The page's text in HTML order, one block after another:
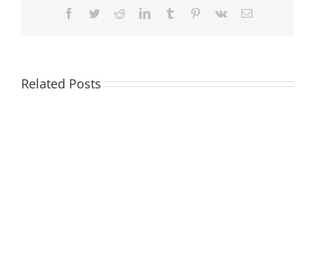
Facebook
TwitterRedditLinkedInTumblr Pinterest
Vk Email
Related Posts